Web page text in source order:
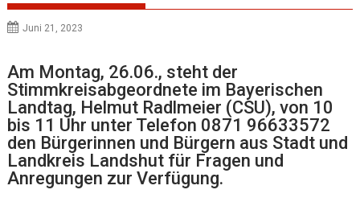
Juni 21, 2023
Am Montag, 26.06., steht der
Stimmkreisabgeordnete im Bayerischen
Landtag, Helmut Radlmeier (CSU), von 10
bis 11 Uhr unter Telefon 0871 96633572
den Bürgerinnen und Bürgern aus Stadt und
Landkreis Landshut für Fragen und
Anregungen zur Verfügung.